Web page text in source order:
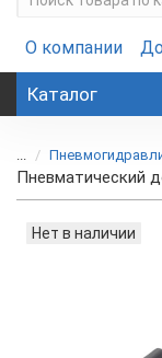
О компании
Каталог
...
Пневматический
Нет в наличии